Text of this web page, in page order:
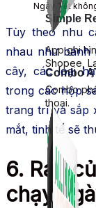
Combo
Combo
thoại.
Simple
App ghi
Shopee,
Ngày Tết
Tùy theo nhu
nhau như bánh
cây, các loại
trong các hộp
trang trí và sắp
mắt, tinh tế sẽ
6. Rau
chạy